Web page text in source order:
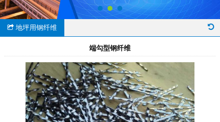
地坪用钢纤维
端勾型钢纤维